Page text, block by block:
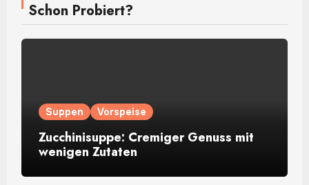
Schon Probiert?
Suppen Vorspeise
Zucchinisuppe: Cremiger Genuss mit
wenigen Zutaten